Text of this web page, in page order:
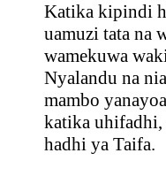
Katika kipindi
uamuzi tata na
wamekuwa
Nyalandu na
mambo
katika
hadhi ya Taifa.